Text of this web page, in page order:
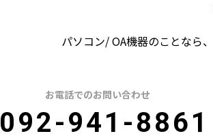
パソコン/ OA機器のことなら
お電話でのお問い合わせ
092-941-8861